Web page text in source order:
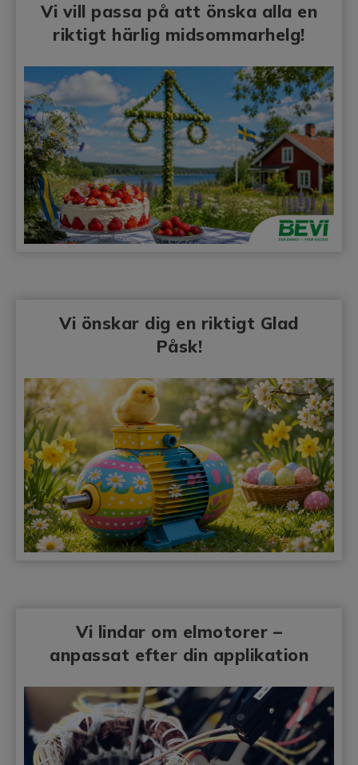
Vi vill passa på att önska alla en
riktigt härlig midsommarhelg!
Vi önskar dig en riktigt Glad
Påsk!
Vi lindar om elmotorer –
anpassat efter din applikation